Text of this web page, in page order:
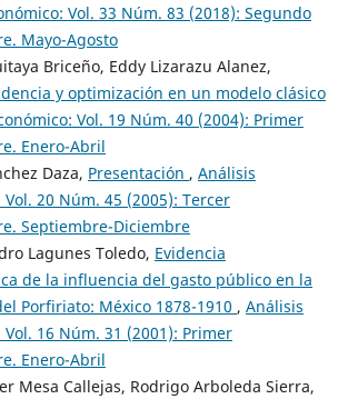
Vol. 33 Núm. 83 (2018): Segundo
Mayo-Agosto
Briceño, Eddy Lizarazu Alanez,
y optimización en un modelo clásico
Vol. 19 Núm. 40 (2004): Primer
Enero-Abril
Daza, Presentación , Análisis
Vol. 20 Núm. 45 (2005): Tercer
Septiembre-Diciembre
Lagunes Toledo, Evidencia
de la influencia del gasto público en la
Porfiriato: México 1878-1910 , Análisis
Vol. 16 Núm. 31 (2001): Primer
Enero-Abril
Mesa Callejas, Rodrigo Arboleda Sierra,